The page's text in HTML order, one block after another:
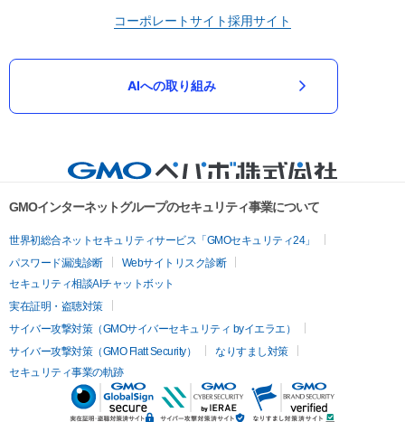
コーポレートサイト採用サイト
AIへの取り組み
GMOインターネットグループのセキュリティ事業について
世界初総合ネットセキュリティサービス「GMOセキュリティ24」
パスワード漏洩診断
Webサイトリスク診断
セキュリティ相談AIチャットボット
実在証明・盗聴対策
サイバー攻撃対策（GMOサイバーセキュリティ byイエラエ）
サイバー攻撃対策（GMO Flatt Security）
なりすまし対策
セキュリティ事業の軌跡